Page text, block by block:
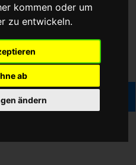
kommen oder um
zu entwickeln.
ab
ändern